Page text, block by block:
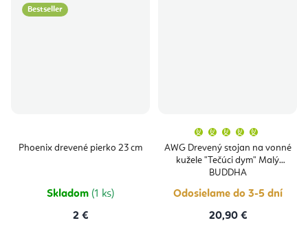
Bestseller
Phoenix drevené pierko 23 cm
Skladom (1 ks)
2 €
AWG Drevený stojan na vonné
kužele "Tečúci dym" Malý
BUDDHA
produktu
je
5,0
Odosielame do 3-5 dní
20,90 €